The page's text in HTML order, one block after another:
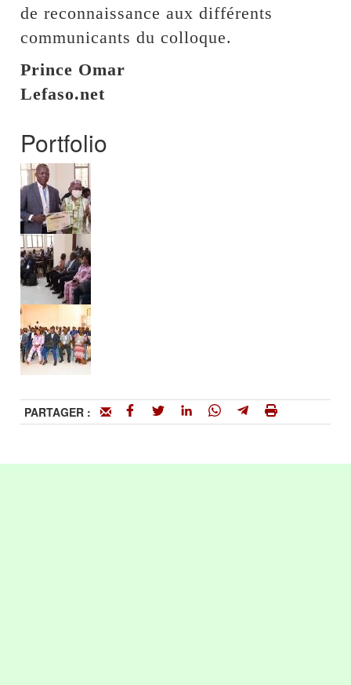
de reconnaissance aux différents
communicants du colloque.
Prince Omar
Lefaso.net
Portfolio
PARTAGER :